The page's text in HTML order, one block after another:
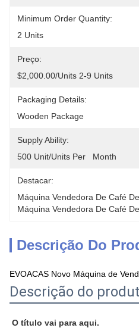
Minimum Order Quantity:
2 Units
Preço:
$2,000.00/units 2-9 Units
Packaging Details:
Wooden Package
Supply Ability:
500 Unit/Units Per   Month
Destacar:
Máquina Vendedora De Café
Máquina Vendedora De Café
Descrição Do
EVOACAS Novo Máquina de
Descrição do
O título vai para aqui.